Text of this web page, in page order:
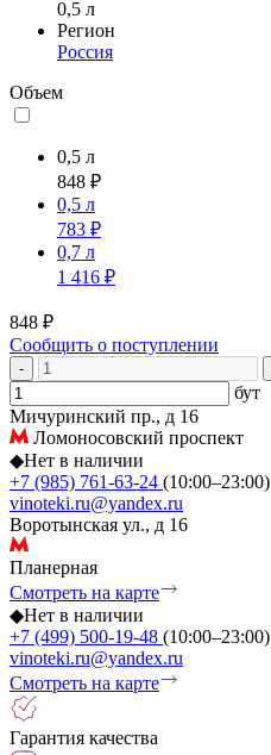
0,5 л
Регион
Россия
Объем
0,5 л
848 ₽
0,5 л
783 ₽
0,7 л
1 416 ₽
848 ₽
Сообщить о поступлении
-
бут
Мичуринский пр., д 16
Ломоносовский проспект
◆Нет в наличии
+7 (985) 761-63-24 (10:00–23:00)
vinoteki.ru@yandex.ru
Воротынская ул., д 16
Планерная
Смотреть на карте
◆Нет в наличии
+7 (499) 500-19-48 (10:00–23:00)
vinoteki.ru@yandex.ru
Смотреть на карте
Гарантия качества